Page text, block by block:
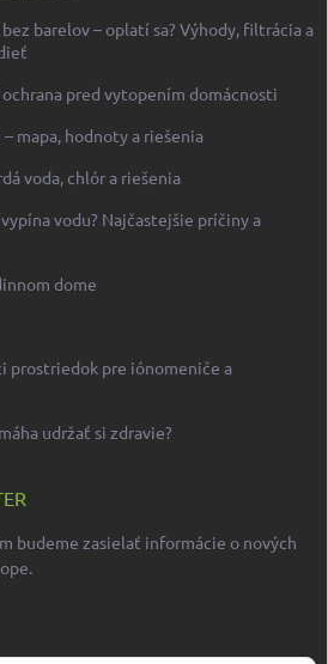
barelov – oplatí sa? Výhody, filtrácia a
pred vytopením domácnosti
mapa, hodnoty a riešenia
voda, chlór a riešenia
vodu? Najčastejšie príčiny a
dome
prostriedok pre iónomeniče a
udržať si zdravie?
budeme zasielať informácie o nových